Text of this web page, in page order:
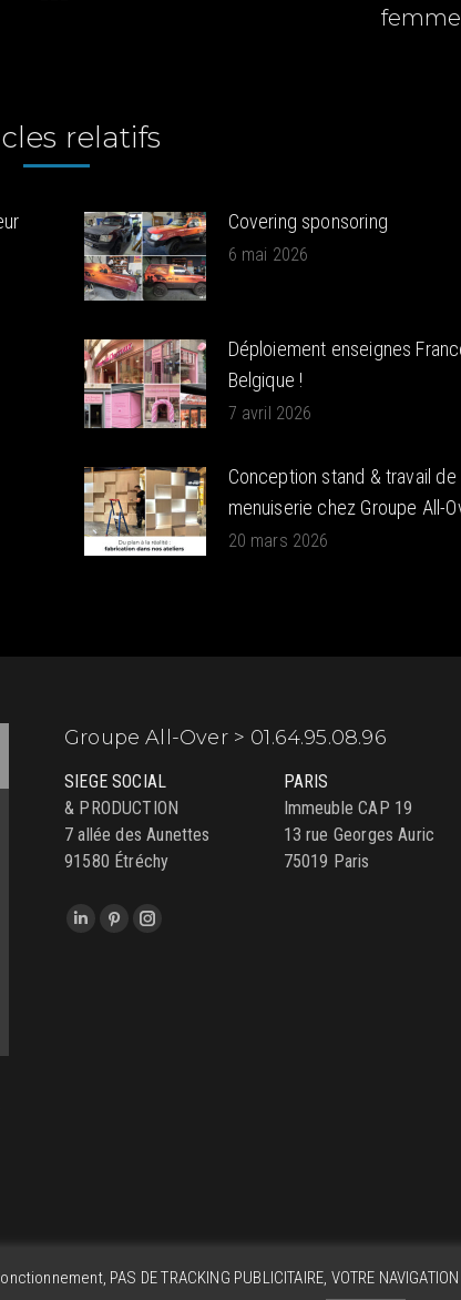
relatifs
Covering sponsoring
6 mai 2026
Déploiement enseignes
Belgique !
7 avril 2026
Conception stand & travail de
menuiserie chez Groupe All-
20 mars 2026
Groupe All-Over > 01.64.95.08.96
SIEGE SOCIAL
& PRODUCTION
7 allée des Aunettes
91580 Étréchy
PARIS
Immeuble CAP 19
13 rue Georges Auric
75019 Paris
Trouvez nous sur :
LinkedInPinterestInstagram
PAS DE TRACKING PUBLICITAIRE, VOTRE